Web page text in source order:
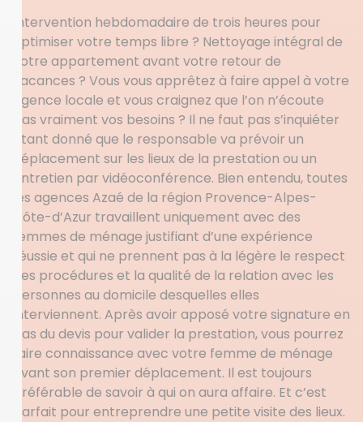
Intervention hebdomadaire de trois heures pour
optimiser votre temps libre ? Nettoyage intégral de
votre appartement avant votre retour de
vacances ? Vous vous apprêtez à faire appel à votre
agence locale et vous craignez que l’on n’écoute
pas vraiment vos besoins ? Il ne faut pas s’inquiéter
étant donné que le responsable va prévoir un
déplacement sur les lieux de la prestation ou un
entretien par vidéoconférence. Bien entendu, toutes
les agences Azaé de la région Provence-Alpes-
Côte-d’Azur travaillent uniquement avec des
femmes de ménage justifiant d’une expérience
réussie et qui ne prennent pas à la légère le respect
des procédures et la qualité de la relation avec les
personnes au domicile desquelles elles
interviennent. Après avoir apposé votre signature en
bas du devis pour valider la prestation, vous pourrez
faire connaissance avec votre femme de ménage
avant son premier déplacement. Il est toujours
préférable de savoir à qui on aura affaire. Et c’est
parfait pour entreprendre une petite visite des lieux.